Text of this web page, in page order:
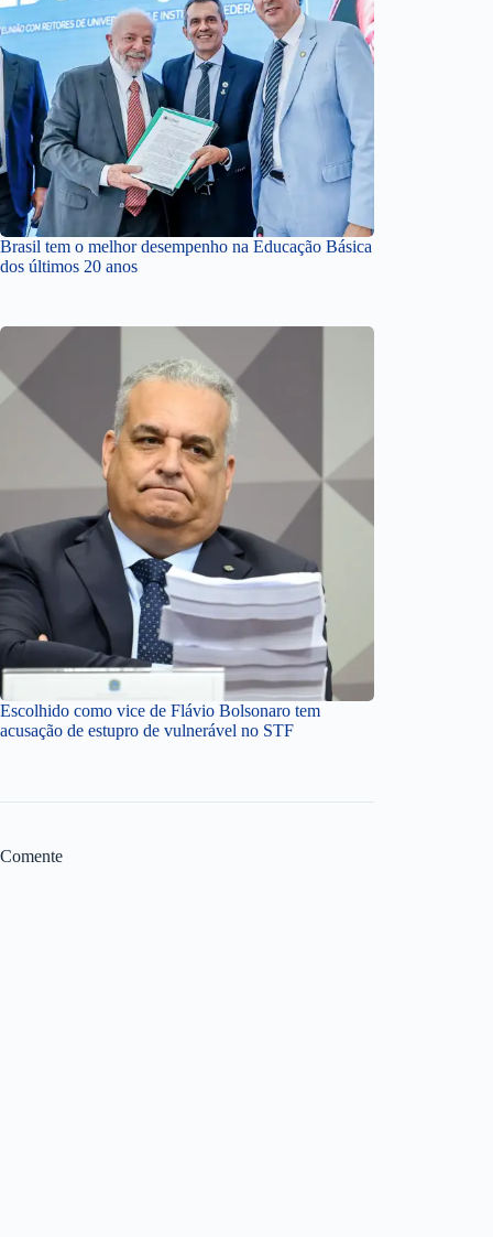
Brasil tem o melhor desempenho na Educação Básica
dos últimos 20 anos
Escolhido como vice de Flávio Bolsonaro tem
acusação de estupro de vulnerável no STF
Comente